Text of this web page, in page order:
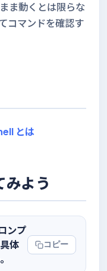
ま動くとは限らな
コマンドを確認す
とは
みよう
ンプ
体
コピー